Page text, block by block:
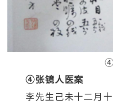
④
④张镜人医案
李先生己未十二月十